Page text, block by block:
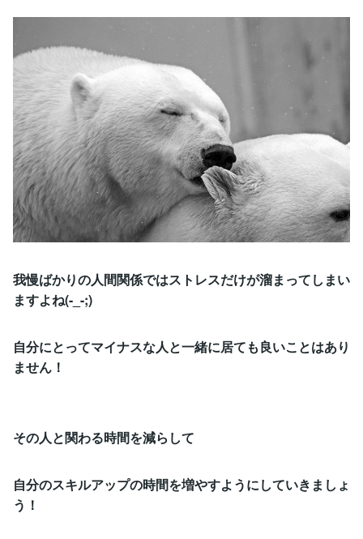
我慢ばかりの人間関係ではストレスだけが溜まってしまい
ますよね(-_-;)
自分にとってマイナスな人と一緒に居ても良いことはあり
ません！
その人と関わる時間を減らして
自分のスキルアップの時間を増やすようにしていきましょ
う！